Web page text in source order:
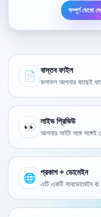
সম্পূর্ণ ডেমো
📄 বাস্তব ফাইল
ফলাফল আপনার কাছেই
👀 লাইভ প্রিভিউ
আপনার সাইট সঙ্গে সঙ্গেই
🌐 প্রকাশ + ডোমেইন
এটি একটি সাবডোমেইন